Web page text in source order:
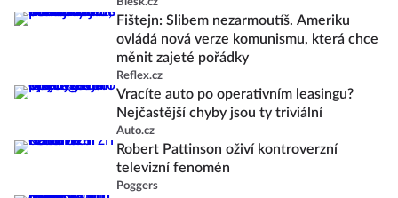
Fištejn: Slibem nezarmoutíš. Ameriku
ovládá nová verze komunismu, která chce
měnit zajeté pořádky
Reflex.cz
Vracíte auto po operativním leasingu?
Nejčastější chyby jsou ty triviální
Auto.cz
Robert Pattinson oživí kontroverzní
televizní fenomén
Poggers